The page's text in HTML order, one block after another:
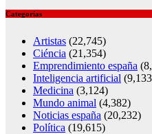
Categorías
Artistas (22,745)
Ciéncia (21,354)
Emprendimiento españa
Inteligencia artificial
Medicina (3,124)
Mundo animal (4,382)
Noticias españa (20,232)
Política (19,615)